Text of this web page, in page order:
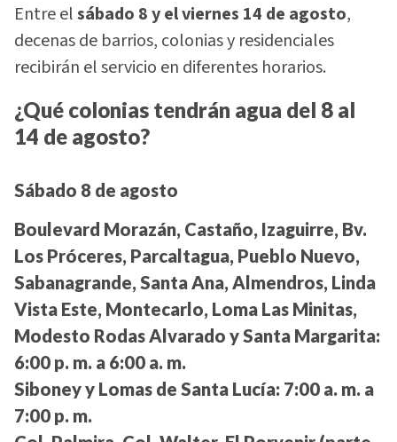
Entre elsábado 8 y el viernes 14 de agosto,
decenas de barrios, colonias y residenciales
recibirán el servicio en diferentes horarios.
¿Qué colonias tendrán agua del 8 al
14 de agosto?
Sábado 8 de agosto
Boulevard Morazán, Castaño, Izaguirre, Bv.
Los Próceres, Parcaltagua, Pueblo Nuevo,
Sabanagrande, Santa Ana, Almendros, Linda
Vista Este, Montecarlo, Loma Las Minitas,
Modesto Rodas Alvarado y Santa Margarita:
6:00 p. m. a 6:00 a. m.
Siboney y Lomas de Santa Lucía: 7:00 a. m. a
7:00 p. m.